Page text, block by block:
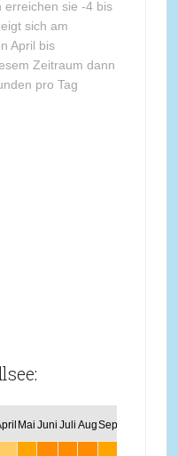
erreichen sie -4 bis
sich am
April bis
Zeitraum dann
pro Tag
Mai Juni Juli AugSept